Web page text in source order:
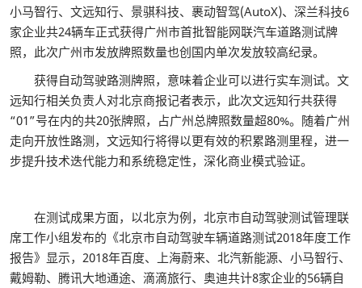
小马智行、文远知行、景骐科技、裹动智驾(AutoX)、深兰科技6
家企业共24辆车正式获得广州市首批智能网联汽车道路测试牌
照，此次广州市发放牌照数量也创国内单次发放较高纪录。
获得自动驾驶路测牌照，意味着企业可以进行实车测试。文
远知行相关负责人对北京商报记者表示，此次文远知行共获得
“01”号在内的共20张牌照，占广州总牌照数量超80%。随着广州
走向开放性路测，文远知行将得以更有效的积累路测里程，进一
步提升技术迭代能力和系统稳定性，深化商业模式验证。
在测试成果方面，以北京为例，北京市自动驾驶测试管理联
席工作小组发布的《北京市自动驾驶车辆道路测试2018年度工作
报告》显示，2018年百度、上海蔚来、北汽新能源、小马智行、
戴姆勒、腾讯大地通途、滴滴旅行、奥迪共计8家企业的56辆自